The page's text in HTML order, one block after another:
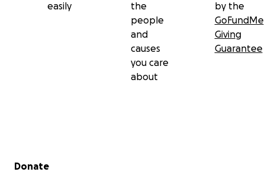
easily
the
people
and
causes
you care
about
by the
GoFundMe
Giving
Guarantee
Secondary menu
Donate